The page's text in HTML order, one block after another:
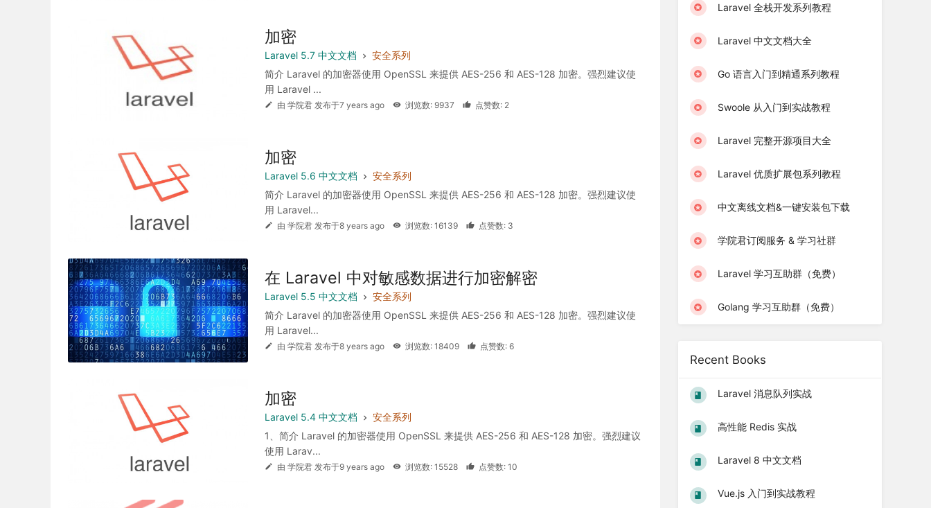
加密
Laravel 5.7 中文文档
安全系列
简介 Laravel 的加密器使用 OpenSSL 来提供 AES-256 和 AES-128 加密。强烈建议使
用 Laravel ...
由 学院君 发布于7 years ago 浏览数: 9937 点赞数: 2
加密
Laravel 5.6 中文文档
安全系列
简介 Laravel 的加密器使用 OpenSSL 来提供 AES-256 和 AES-128 加密。强烈建议使
用 Laravel...
由 学院君 发布于8 years ago 浏览数: 16139 点赞数: 3
在 Laravel 中对敏感数据进行加密解密
Laravel 5.5 中文文档
安全系列
简介 Laravel 的加密器使用 OpenSSL 来提供 AES-256 和 AES-128 加密。强烈建议使
用 Laravel...
由 学院君 发布于8 years ago 浏览数: 18409 点赞数: 6
加密
Laravel 5.4 中文文档
安全系列
1、简介 Laravel 的加密器使用 OpenSSL 来提供 AES-256 和 AES-128 加密。强烈建议
使用 Larav...
由 学院君 发布于9 years ago 浏览数: 15528 点赞数: 10
Laravel 全栈开发系列教程
Laravel 中文文档大全
Go 语言入门到精通系列教程
Swoole 从入门到实战教程
Laravel 完整开源项目大全
Laravel 优质扩展包系列教程
中文离线文档&一键安装包下载
学院君订阅服务 & 学习社群
Laravel 学习互助群（免费）
Golang 学习互助群（免费）
Recent Books
Laravel 消息队列实战
高性能 Redis 实战
Laravel 8 中文文档
Vue.js 入门到实战教程